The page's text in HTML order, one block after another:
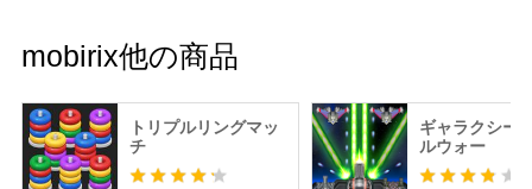
mobirix他の商品
トリプルリングマッ
チ
ギャラクシー
ルウォー